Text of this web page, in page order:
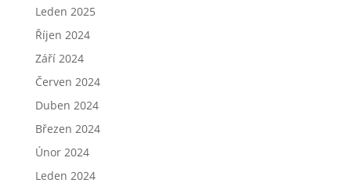
Leden 2025
Říjen 2024
Září 2024
Červen 2024
Duben 2024
Březen 2024
Únor 2024
Leden 2024